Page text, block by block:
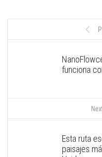
funciona
Esta ruta
paisajes